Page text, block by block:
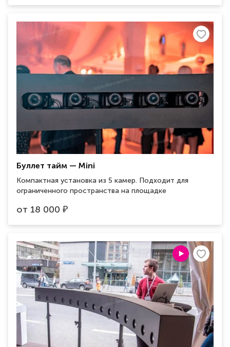
Буллет тайм — Mini
Компактная установка из 5 камер. Подходит для
ограниченного пространства на площадке
от 18 000 ₽